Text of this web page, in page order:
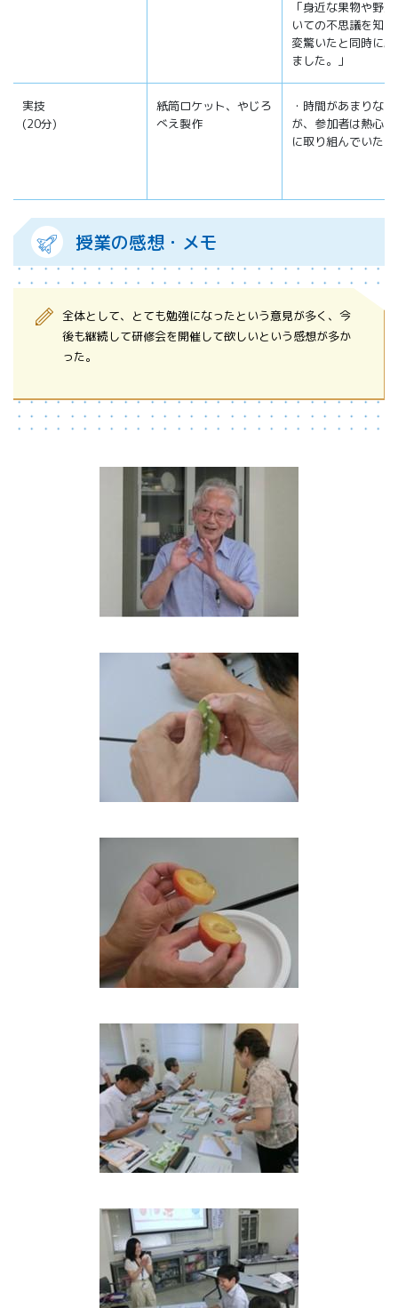
「身近な果物や野
いての不思議を知
変驚いたと同時に
ました。」
実技
(20分)
紙筒ロケット、やじろ
べえ製作
・時間があまりな
が、参加者は熱心
に取り組んでいた
授業の感想・メモ
全体として、とても勉強になったという意見が多く、今
後も継続して研修会を開催して欲しいという感想が多か
った。